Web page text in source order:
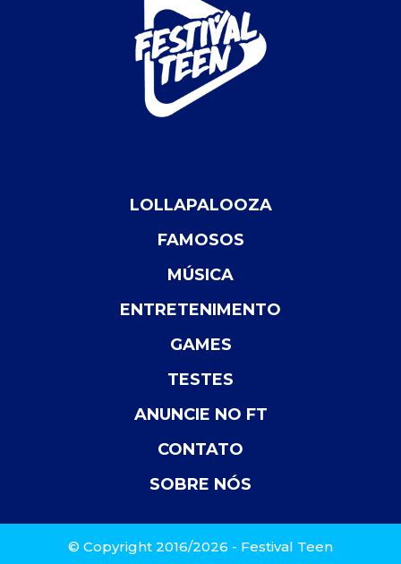
LOLLAPALOOZA
FAMOSOS
MÚSICA
ENTRETENIMENTO
GAMES
TESTES
ANUNCIE NO FT
CONTATO
SOBRE NÓS
© Copyright 2016/2026 - Festival Teen